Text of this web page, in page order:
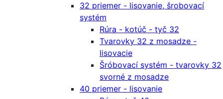
32 priemer - lisovanie, šrobovací
systém
Rúra - kotúč - tyč 32
Tvarovky 32 z mosadze -
lisovacie
Šróbovací systém - tvarovky 32
svorné z mosadze
40 priemer - lisovanie